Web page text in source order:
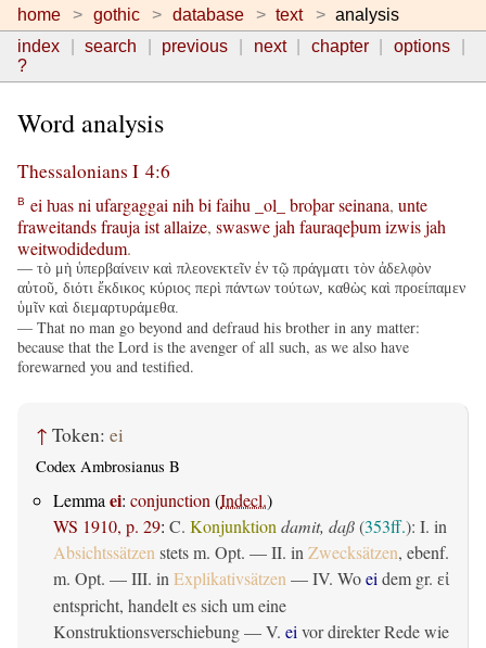
home gothic database text
analysis
index
search previous next chapter
options
?
Word analysis
Thessalonians I 4:6
B ei ƕasni ufargaggai nih bi faihu _ol_ broþarseinana, unte
fraweitandsfrauja istallaize, swaswejah fauraqeþumizwisjah
weitwodidedum.
— τὸ μὴ ὑπερβαίνειν καὶ πλεονεκτεῖν ἐν τῷ πράγματι τὸν ἀδελφὸν
αὐτοῦ, διότι ἔκδικος κύριος περὶ πάντων τούτων, καθὼς καὶ προείπαμεν
ὑμῖν καὶ διεμαρτυράμεθα.
— That no man go beyond and defraud his brother in any matter:
because that the Lord is the avenger of all such, as we also have
forewarned you and testified.
↑ Token: ei
Codex Ambrosianus B
Lemma ei: conjunction (Indecl.)
WS 1910, p. 29: C. Konjunktion damit, daß(353ff.): I. in
Absichtssätzen stets m. Opt. — II. in Zwecksätzen, ebenf.
m. Opt. — III. in Explikativsätzen — IV. Woei dem gr. εἰ
entspricht, handelt es sich um eine
Konstruktionsverschiebung — V. ei vor direkter Rede wie